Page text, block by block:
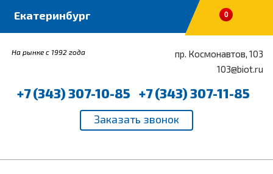
0
На рынке с 1992 года
пр. Космонавтов, 103
103@biot.ru
+7 (343) 307-10-85 +7 (343) 307-11-85